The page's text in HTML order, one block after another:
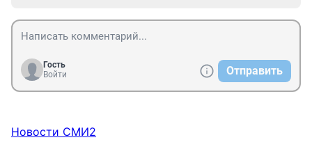
Гость
Войти
Отправить
Новости СМИ2